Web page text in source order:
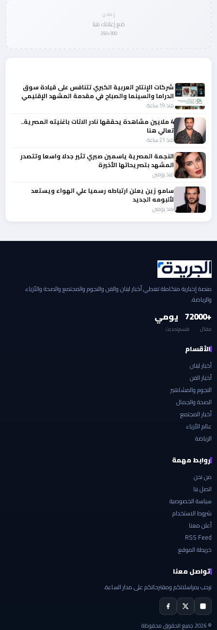
إعلان
ضع إعلانك هنا
300×250
شركات الإنتاج العربية الكبري تتنافس على قيادة سوق
الدراما والسينما والصباح في مقدمة المشهد الإقليمي
منذ 19 ساعة
4 ملايين مشاهدة يحققها نادر الاتات باغنيته المصرية..
تعالي هنا
منذ 21 ساعة
النجمة المصرية ياسمين صبري تثير جدلا واسعا وتتصدر
المشهد بتصريحاتها الأخيرة
منذ يومين
سامو زين يعلن ارتباطه رسميا علي الهواء ويستعد
لألبومه الجديد
منذ يومين
منصة إخبارية متكاملة تغطي أخبار لبنان والفن والنجوم والمجتمع والصحة والأزياء
والرياضة.
+2000
مقال
7
قسم
يومي
تحديث
الأقسام
أخبار لبنان
أخبار الفن
النجوم والمشاهير
الصحة والجمال
أخبار المجتمع
عالم الأزياء
الرياضة
روابط مهمة
من نحن
اتصل بنا
سياسة الخصوصية
شروط الاستخدام
أعلن معنا
RSS Feed
خريطة الموقع
تواصل معنا
نرحب بمراسلاتكم ومقترحاتكم على مدار الساعة.
© 2026 جميع الحقوق محفوظة